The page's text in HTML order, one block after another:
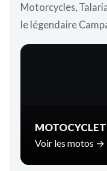
Motorcycles,
le légendaire
Voir les motos →